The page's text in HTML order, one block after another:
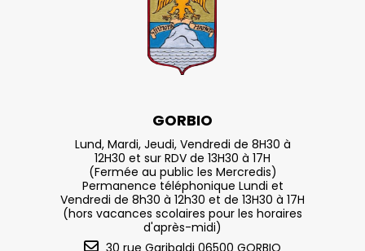
GORBIO
Lund, Mardi, Jeudi, Vendredi de 8H30 à
12H30 et sur RDV de 13H30 à 17H
(Fermée au public les Mercredis)
Permanence téléphonique Lundi et
Vendredi de 8h30 à 12h30 et de 13H30 à 17H
(hors vacances scolaires pour les horaires
d'après-midi)
30 rue Garibaldi 06500 GORBIO